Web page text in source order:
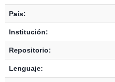
País:
Institución:
Repositorio:
Lenguaje: